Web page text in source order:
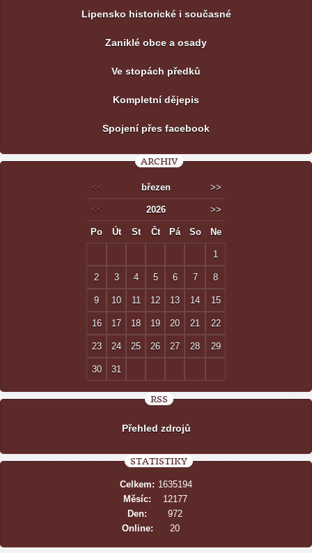
Lipensko historické i současné
Zaniklé obce a osady
Ve stopách předků
Kompletní dějepis
Spojení přes facebook
ARCHIV
<< březen >>
<< 2026 >>
Po Út St Čt Pá So Ne
1
2 3 4 5 6 7 8
9 10 11 12 13 14 15
16 17 18 19 20 21 22
23 24 25 26 27 28 29
30 31
RSS
Přehled zdrojů
STATISTIKY
Online: 20
Celkem: 1635194
Měsíc:
12177
Den:
972